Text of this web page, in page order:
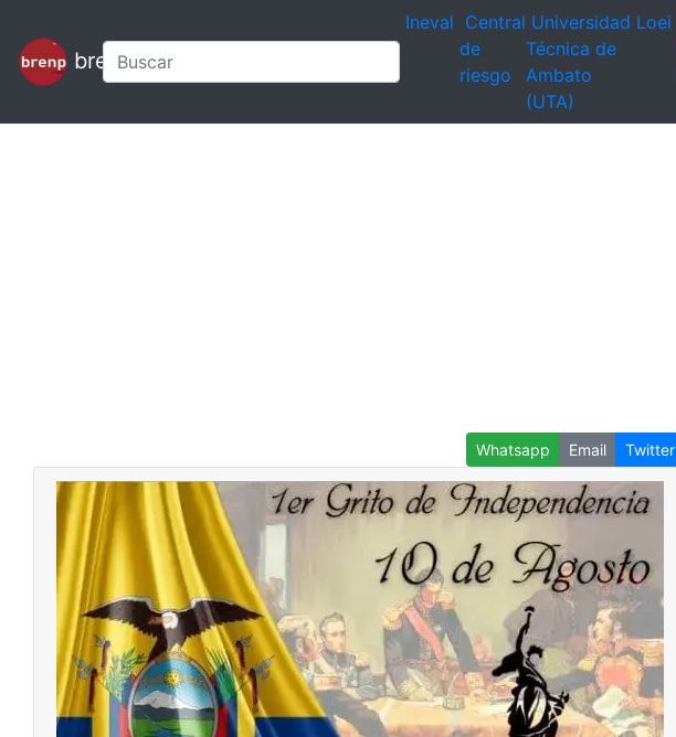
brenp
Ineval Central
de
riesgo
Universidad
Técnica de
Ambato
(UTA)
Loei
Whatsapp Email Twitter